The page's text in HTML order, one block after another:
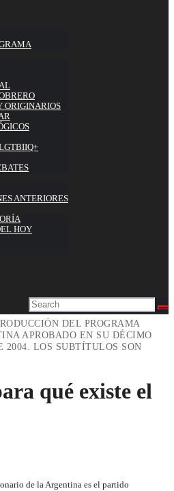
ORIGINARIOS
ANTERIORES
HOY
DEL PROGRAMA
APROBADO EN SU DÉCIMO
2004. LOS SUBTÍTULOS SON
qué existe el
de la Argentina es el partido